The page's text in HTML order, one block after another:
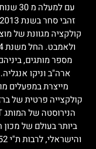
עם
קולקציה מגוונת של
מספר מותגים,
מייצרת במפעלים
ביותר בעולם של